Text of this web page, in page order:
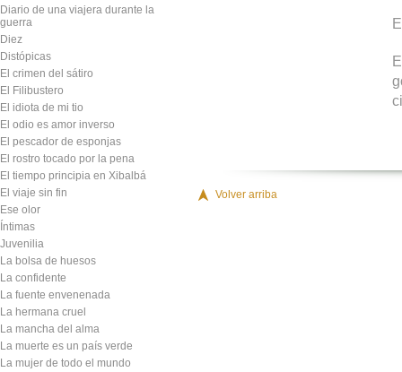
Diario de una viajera durante la
guerra
Diez
Distópicas
El crimen del sátiro
El Filibustero
El idiota de mi tio
El odio es amor inverso
El pescador de esponjas
El rostro tocado por la pena
El tiempo principia en Xibalbá
El viaje sin fin
Ese olor
Íntimas
Juvenilia
La bolsa de huesos
La confidente
La fuente envenenada
La hermana cruel
La mancha del alma
La muerte es un país verde
La mujer de todo el mundo
Volver arriba